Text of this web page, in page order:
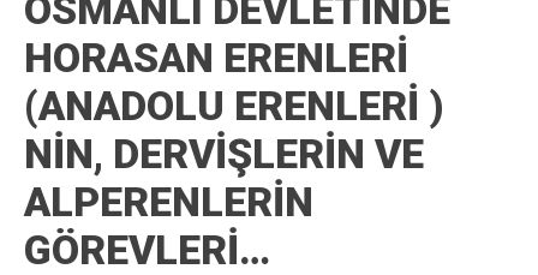
HORASAN ERENLERİ
(ANADOLU ERENLERİ )
NİN, DERVİŞLERİN VE
ALPERENLERİN
GÖREVLERİ…